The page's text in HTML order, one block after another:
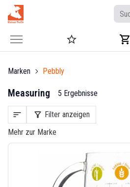
Marken Pebbly
Measuring 5 Ergebnisse
sort filter_alt Filter anzeigen
Mehr zur Marke